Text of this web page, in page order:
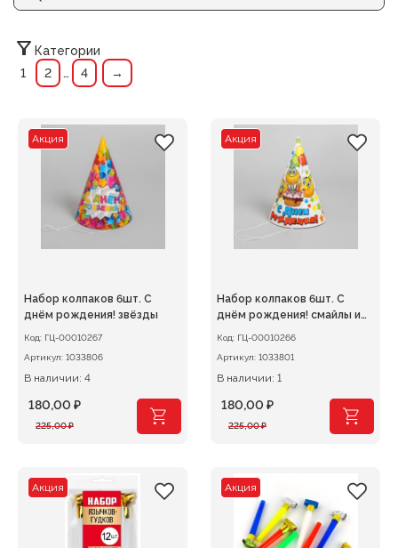
Категории
1
2 … 4 →
Акция
Набор колпаков 6шт. С
днём рождения! звёзды
Код: ГЦ-00010267
Артикул: 1033806
В наличии: 4
225,00₽
Первоначальная
225,00 ₽.
180,00 ₽
Текущая
Акция
Набор колпаков 6шт. С
днём рождения! смайлы и
Код: ГЦ-00010266
Артикул: 1033801
В наличии: 1
225,00₽
Первоначальная
225,00 ₽.
180,00 ₽
Текущая
Акция Акция